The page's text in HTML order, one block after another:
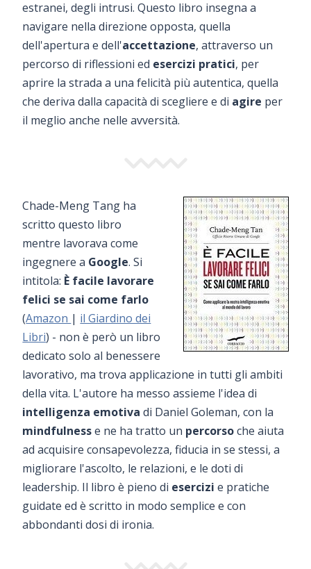
estranei, degli intrusi. Questo libro insegna a
navigare nella direzione opposta, quella
dell'apertura e dell'accettazione, attraverso un
percorso di riflessioni ed esercizi pratici, per
aprire la strada a una felicità più autentica, quella
che deriva dalla capacità di scegliere e di agire per
il meglio anche nelle avversità.
Chade-Meng Tang ha
scritto questo libro
mentre lavorava come
ingegnere a Google. Si
intitola: È facile lavorare
felici se sai come farlo
(Amazon | il Giardino dei
Libri) - non è però un libro
dedicato solo al benessere
lavorativo, ma trova applicazione in tutti gli ambiti
della vita. L'autore ha messo assieme l'idea di
intelligenza emotiva di Daniel Goleman, con la
mindfulnesse ne ha tratto un percorsoche aiuta
ad acquisire consapevolezza, fiducia in se stessi, a
migliorare l'ascolto, le relazioni, e le doti di
leadership. Il libro è pieno di esercizie pratiche
guidate ed è scritto in modo semplice e con
abbondanti dosi di ironia.